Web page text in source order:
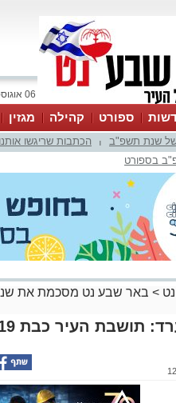
06 אוגוסט 2026 / 09:52
ספורט קהילה מגזין
והמלצות
של שנת תשפ"ב הכתבות שריגשו
בספורט
> באר שבע נט מסכמת את
העיר כבת 19 הלכה לעולמה במפתיע
באר שבע נט, ערד